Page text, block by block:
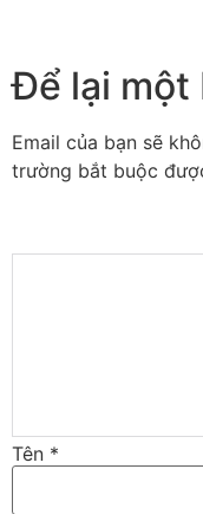
Để lại một
Email của bạn sẽ
trường bắt buộc
Tên *